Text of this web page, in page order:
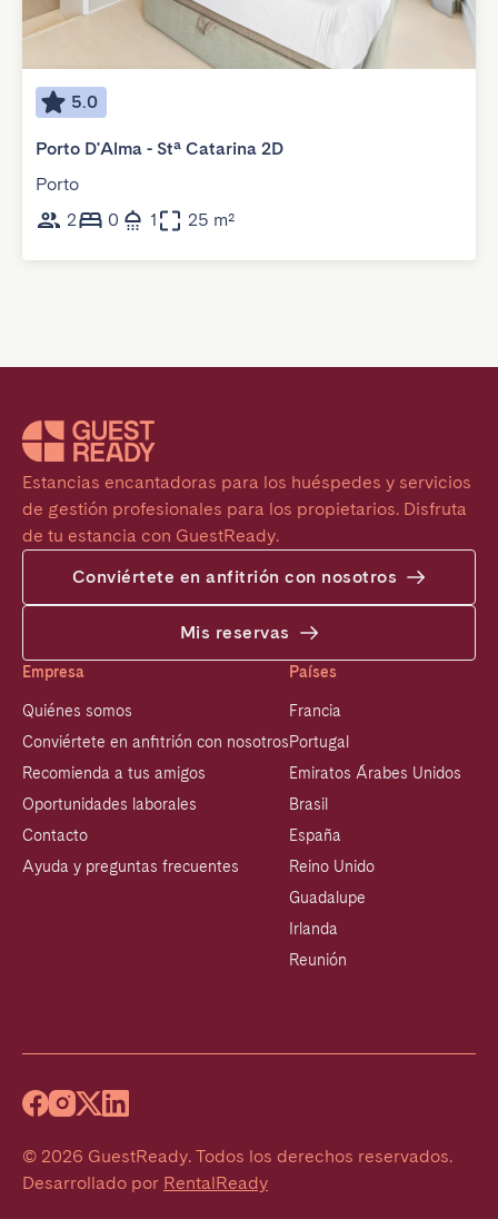
5.0
Porto D'Alma - Stª Catarina 2D
Porto
2
0 1 25 m²
Estancias encantadoras para los huéspedes y servicios
de gestión profesionales para los propietarios. Disfruta
de tu estancia con GuestReady.
Conviértete en anfitrión con nosotros
Mis reservas
Empresa
Quiénes somos
Conviértete en anfitrión con nosotros
Recomienda a tus amigos
Oportunidades laborales
Contacto
Ayuda y preguntas frecuentes
Países
Francia
Portugal
Emiratos Árabes Unidos
Brasil
España
Reino Unido
Guadalupe
Irlanda
Reunión
© 2026 GuestReady. Todos los derechos reservados.
Desarrollado por RentalReady